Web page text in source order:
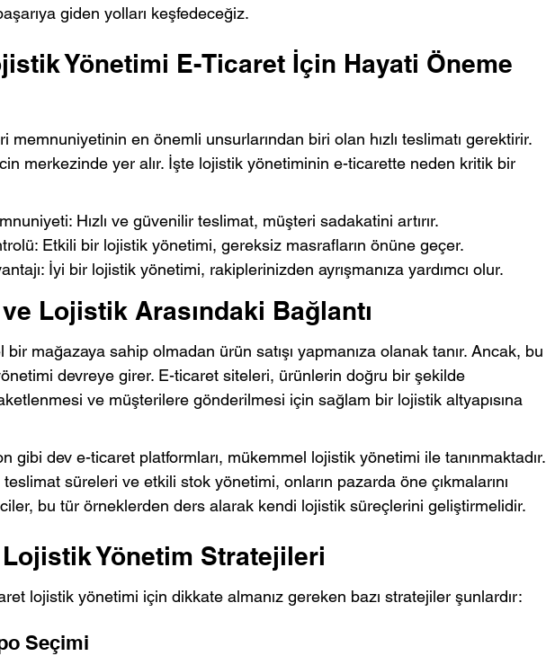
giden yolları keşfedeceğiz.
Yönetimi E-Ticaret İçin Hayati Öneme
memnuniyetinin en önemli unsurlarından biri olan hızlı teslimatı gerektirir.
merkezinde yer alır. İşte lojistik yönetiminin e-ticarette neden kritik bir
Hızlı ve güvenilir teslimat, müşteri sadakatini artırır.
Etkili bir lojistik yönetimi, gereksiz masrafların önüne geçer.
İyi bir lojistik yönetimi, rakiplerinizden ayrışmanıza yardımcı olur.
Lojistik Arasındaki Bağlantı
mağazaya sahip olmadan ürün satışı yapmanıza olanak tanır. Ancak, bu
devreye girer. E-ticaret siteleri, ürünlerin doğru bir şekilde
ve müşterilere gönderilmesi için sağlam bir lojistik altyapısına
gibi dev e-ticaret platformları, mükemmel lojistik yönetimi ile tanınmaktadır.
teslimat süreleri ve etkili stok yönetimi, onların pazarda öne çıkmalarını
bu tür örneklerden ders alarak kendi lojistik süreçlerini geliştirmelidir.
Yönetim Stratejileri
lojistik yönetimi için dikkate almanız gereken bazı stratejiler şunlardır:
Seçimi